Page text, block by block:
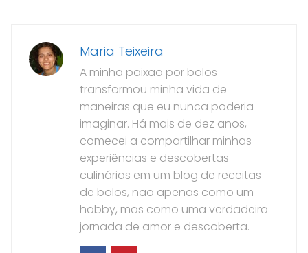
Maria Teixeira
A minha paixão por bolos
transformou minha vida de
maneiras que eu nunca poderia
imaginar. Há mais de dez anos,
comecei a compartilhar minhas
experiências e descobertas
culinárias em um blog de receitas
de bolos, não apenas como um
hobby, mas como uma verdadeira
jornada de amor e descoberta.